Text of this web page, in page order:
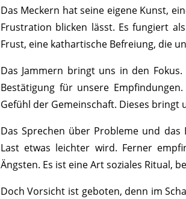
Das Meckern hat seine eigene Kunst,
Frustration blicken lässt. Es fungiert
Frust, eine kathartische Befreiung, die
Das Jammern bringt uns in den
Bestätigung für unsere
Gefühl der Gemeinschaft. Dieses bringt
Das Sprechen über Probleme und
Last etwas leichter wird. Ferner
Ängsten. Es ist eine Art soziales Ritual,
Doch Vorsicht ist geboten, denn im